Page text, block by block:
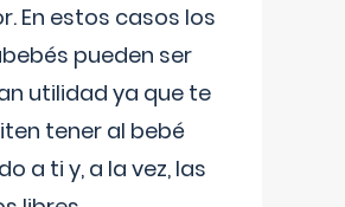
En estos casos los
pueden ser
utilidad ya que te
tener al bebé
a ti y, a la vez, las